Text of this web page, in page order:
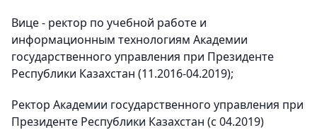
Вице - ректор по учебной работе и
информационным технологиям Академии
государственного управления при Президенте
Республики Казахстан (11.2016-04.2019);
Ректор Академии государственного управления при
Президенте Республики Казахстан (с 04.2019)